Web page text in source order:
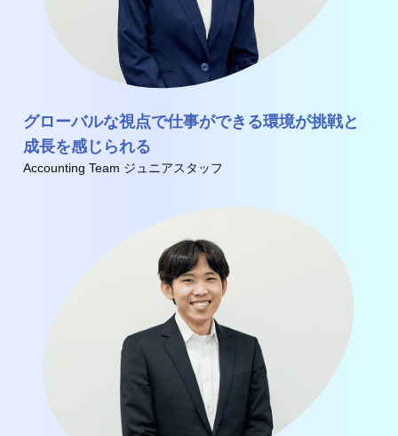
グローバルな視点で仕事ができる環境が挑戦と
成長を感じられる
Accounting Team ジュニアスタッフ